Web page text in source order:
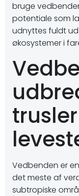
bruge
potentiale som
udnyttes fuldt
økosystemer i
Vedbenden er
det meste af
subtropiske